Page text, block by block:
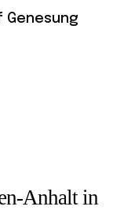
Genesung
Anhalt in